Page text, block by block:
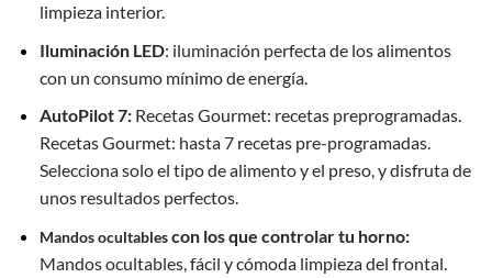
limpieza interior.
Iluminación LED: iluminación perfecta de los alimentos
con un consumo mínimo de energía.
AutoPilot 7:Recetas Gourmet: recetas preprogramadas.
Recetas Gourmet: hasta 7 recetas pre-programadas.
Selecciona solo el tipo de alimento y el preso, y disfruta de
unos resultados perfectos.
Mandos ocultablescon los que controlar tu horno:
Mandos ocultables, fácil y cómoda limpieza del frontal.